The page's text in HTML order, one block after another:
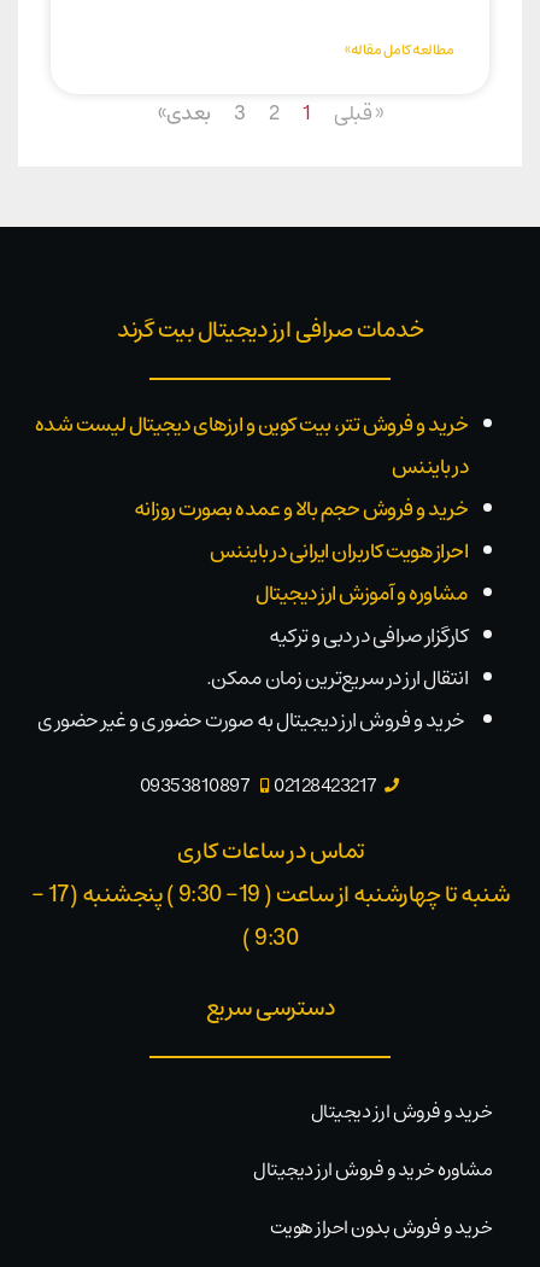
مطالعه کامل مقاله»
« قبلی 1
2
3 بعدی»
خدمات صرافی ارز دیجیتال بیت گرند
خرید و فروش تتر، بیت کوین و ارزهای دیجیتال لیست شده
در بایننس
خرید و فروش حجم بالا و عمده بصورت روزانه
احراز هویت کاربران ایرانی در بایننس
مشاوره و آموزش ارز دیجیتال
کارگزار صرافی در دبی و ترکیه
انتقال ارز در سریع‌ترین زمان ممکن.
خرید و فروش ارز دیجیتال به صورت حضوری و غیر حضوری
02128423217
09353810897
تماس در ساعات کاری
شنبه تا چهارشنبه از ساعت ( 19- 9:30 ) پنجشنبه (17 -
9:30 )​
دسترسی سریع
خرید و فروش ارز دیجیتال
مشاوره خرید و فروش ارز دیجیتال
خرید و فروش بدون احراز هویت